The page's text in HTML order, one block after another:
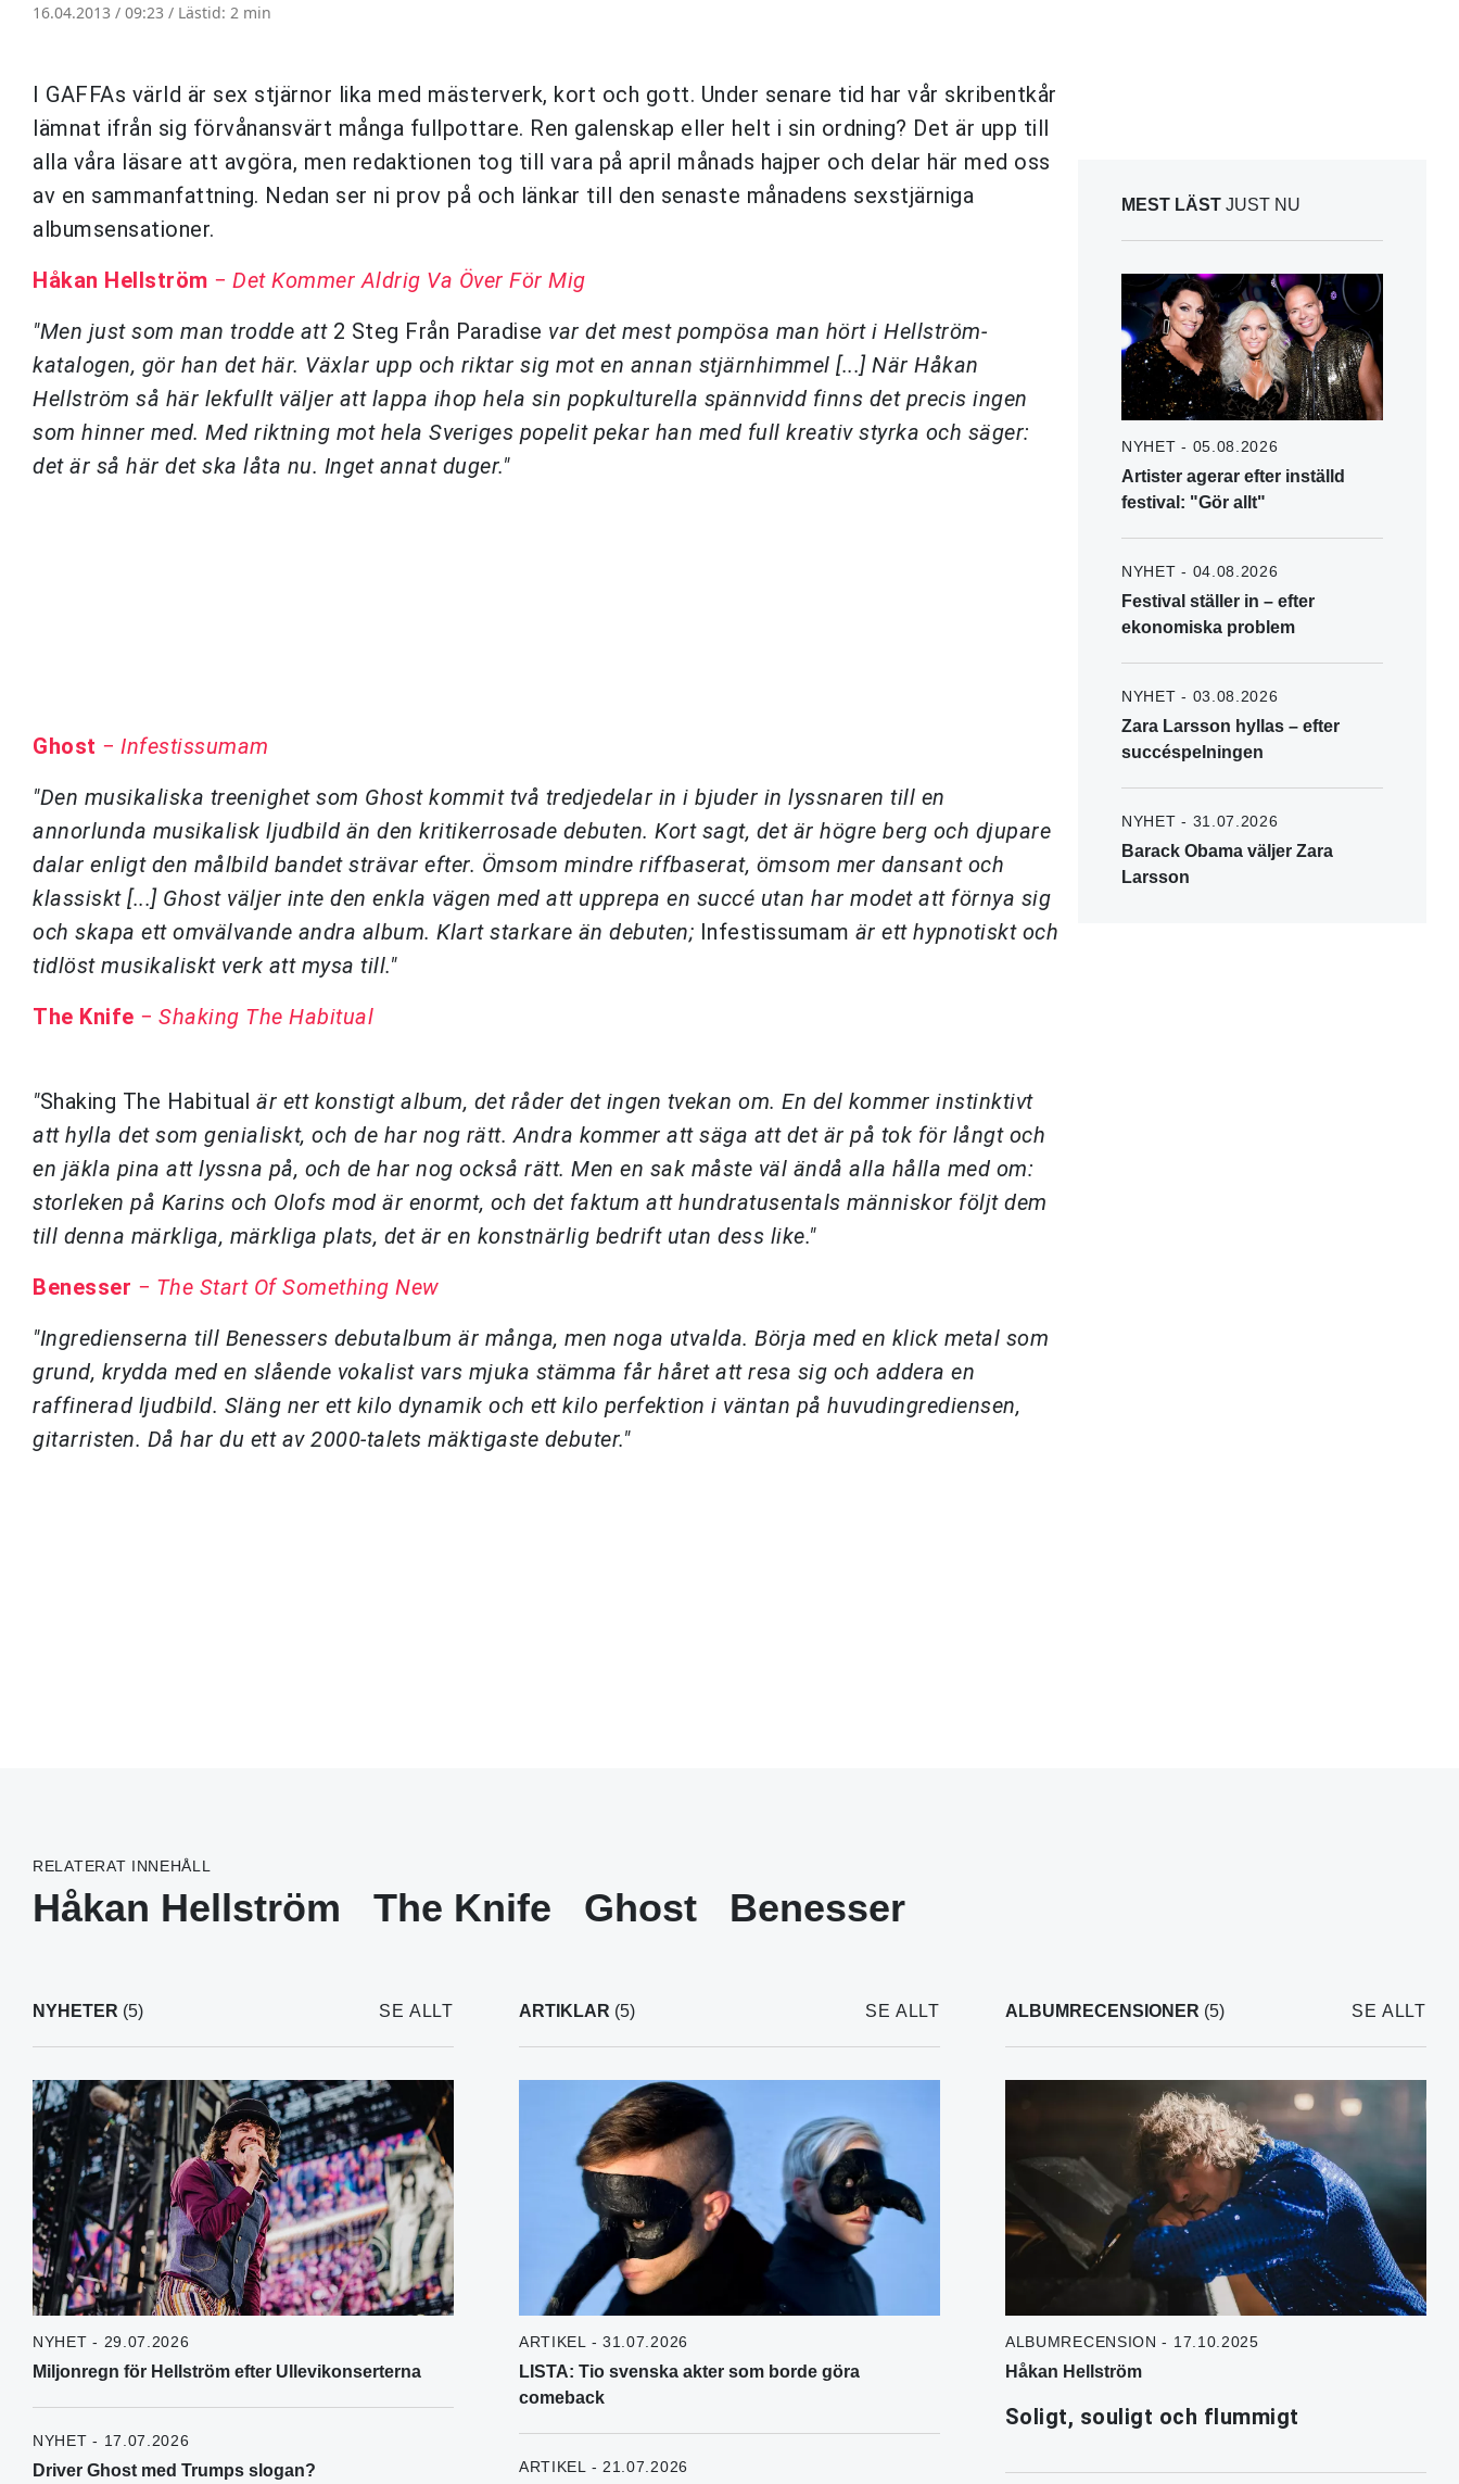
16.04.2013 / 09:23 / Lästid: 2 min
I GAFFAs värld är sex stjärnor lika med mästerverk, kort och gott. Under senare tid har vår skribentkår
lämnat ifrån sig förvånansvärt många fullpottare. Ren galenskap eller helt i sin ordning? Det är upp till
alla våra läsare att avgöra, men redaktionen tog till vara på april månads hajper och delar här med oss
av en sammanfattning. Nedan ser ni prov på och länkar till den senaste månadens sexstjärniga
albumsensationer.
Håkan Hellström − Det Kommer Aldrig Va Över För Mig
"Men just som man trodde att 2 Steg Från Paradise var det mest pompösa man hört i Hellström-
katalogen, gör han det här. Växlar upp och riktar sig mot en annan stjärnhimmel [...] När Håkan
Hellström så här lekfullt väljer att lappa ihop hela sin popkulturella spännvidd finns det precis ingen
som hinner med. Med riktning mot hela Sveriges popelit pekar han med full kreativ styrka och säger:
det är så här det ska låta nu. Inget annat duger."
Ghost − Infestissumam
"Den musikaliska treenighet som Ghost kommit två tredjedelar in i bjuder in lyssnaren till en
annorlunda musikalisk ljudbild än den kritikerrosade debuten. Kort sagt, det är högre berg och djupare
dalar enligt den målbild bandet strävar efter. Ömsom mindre riffbaserat, ömsom mer dansant och
klassiskt [...] Ghost väljer inte den enkla vägen med att upprepa en succé utan har modet att förnya sig
och skapa ett omvälvande andra album. Klart starkare än debuten; Infestissumam är ett hypnotiskt och
tidlöst musikaliskt verk att mysa till."
The Knife − Shaking The Habitual
"Shaking The Habitual är ett konstigt album, det råder det ingen tvekan om. En del kommer instinktivt
att hylla det som genialiskt, och de har nog rätt. Andra kommer att säga att det är på tok för långt och
en jäkla pina att lyssna på, och de har nog också rätt. Men en sak måste väl ändå alla hålla med om:
storleken på Karins och Olofs mod är enormt, och det faktum att hundratusentals människor följt dem
till denna märkliga, märkliga plats, det är en konstnärlig bedrift utan dess like."
Benesser − The Start Of Something New
"Ingredienserna till Benessers debutalbum är många, men noga utvalda. Börja med en klick metal som
grund, krydda med en slående vokalist vars mjuka stämma får håret att resa sig och addera en
raffinerad ljudbild. Släng ner ett kilo dynamik och ett kilo perfektion i väntan på huvudingrediensen,
gitarristen. Då har du ett av 2000-talets mäktigaste debuter."
MEST LÄST JUST NU
NYHET - 05.08.2026
Artister agerar efter inställd
festival: "Gör allt"
NYHET - 04.08.2026
Festival ställer in – efter
ekonomiska problem
NYHET - 03.08.2026
Zara Larsson hyllas – efter
succéspelningen
NYHET - 31.07.2026
Barack Obama väljer Zara
Larsson
RELATERAT INNEHÅLL
Håkan Hellström The Knife Ghost Benesser
NYHETER (5) SE ALLT
NYHET - 29.07.2026
Miljonregn för Hellström efter Ullevikonserterna
NYHET - 17.07.2026
Driver Ghost med Trumps slogan?
ARTIKLAR (5) SE ALLT
ARTIKEL - 31.07.2026
LISTA: Tio svenska akter som borde göra
comeback
ARTIKEL - 21.07.2026
ALBUMRECENSIONER (5) SE ALLT
ALBUMRECENSION - 17.10.2025
Håkan Hellström
Soligt, souligt och flummigt